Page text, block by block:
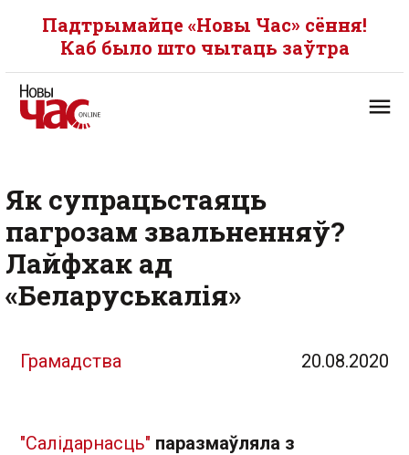
Падтрымайце «Новы Час» сёння!
Каб было што чытаць заўтра
Як супрацьстаяць
пагрозам звальненняў?
Лайфхак ад
«Беларуськалія»
Грамадства 20.08.2020
"Салідарнасць" паразмаўляла з